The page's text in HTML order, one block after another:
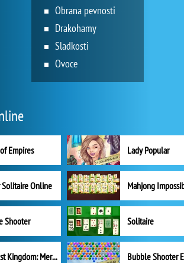
Obrana pevnosti
Drakohamy
Sladkosti
Ovoce
Empires Lady Popular
Solitaire Online Mahjong
Shooter Solitaire
Mergest Kingdom: Merge Puzzle